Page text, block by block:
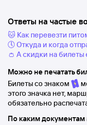
Ответы на частые
🐱 Как перевезти
🕔 Откуда и когда
👛 А скидки на билеты
Можно не печатать
Билеты со знаком
этого значка нет,
обязательно
По каким документам